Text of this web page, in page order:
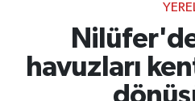
havuzları
GÜNDEM
RESMİ İLANLAR
Bursa Trafik Yoğunluk
Süper Lig Puan